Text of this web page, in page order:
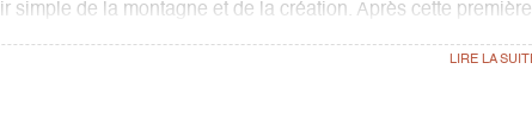
simple de la montagne et de la création. Après cette première
vous attend au Refuge de la Soldanelle. L'après-
du week-end : le tricot. Imaginez-vous, aiguilles en main, face
de découverte et de partage, idéal pour relâcher les tensions